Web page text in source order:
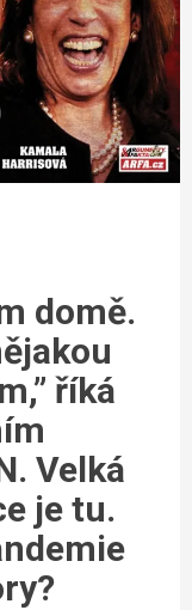
domě.
říká
Velká
je tu.